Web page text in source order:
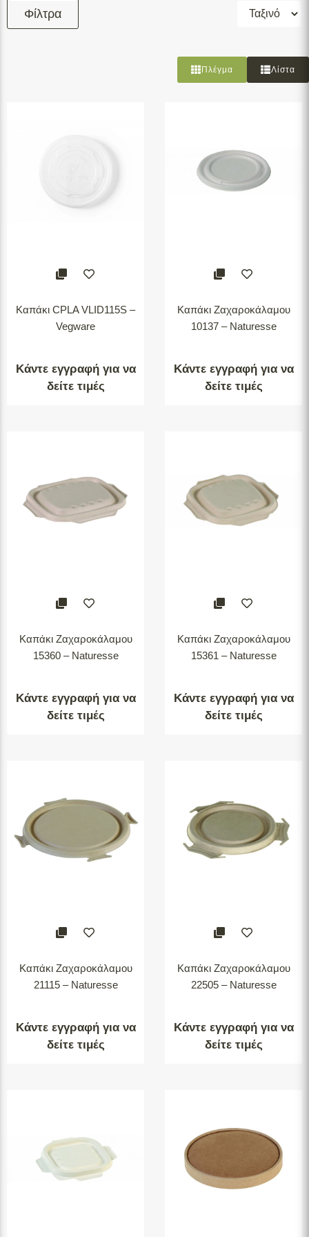
Φίλτρα
Πλέγμα Λίστα
Καπάκι CPLA VLID115S –
Vegware
Κάντε εγγραφή για να
δείτε τιμές
Καπάκι Ζαχαροκάλαμου
10137 – Naturesse
Κάντε εγγραφή για να
δείτε τιμές
Καπάκι Ζαχαροκάλαμου
15360 – Naturesse
Κάντε εγγραφή για να
δείτε τιμές
Καπάκι Ζαχαροκάλαμου
15361 – Naturesse
Κάντε εγγραφή για να
δείτε τιμές
Καπάκι Ζαχαροκάλαμου
21115 – Naturesse
Κάντε εγγραφή για να
δείτε τιμές
Καπάκι Ζαχαροκάλαμου
22505 – Naturesse
Κάντε εγγραφή για να
δείτε τιμές
*Επιλέγετε τα φίλτρα που θέλετε και στη